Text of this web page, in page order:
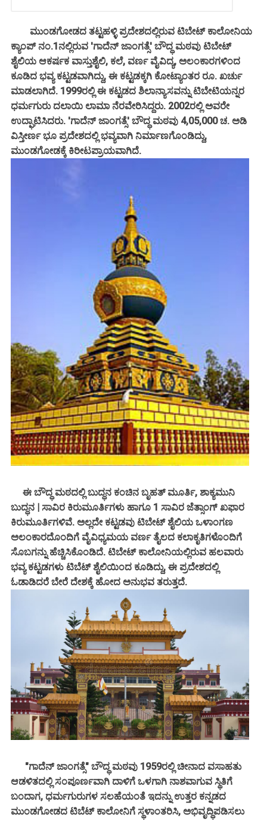
ಮುಂಡಗೋಡದ ತಟ್ಟಹಳ್ಳಿ ಪ್ರದೇಶದಲ್ಲಿರುವ ಟಿಬೇಟ್ ಕಾಲೋನಿಯ
ಕ್ಯಾಂಪ್ ನಂ.1ನಲ್ಲಿರುವ 'ಗಾದೆನ್ ಜಾಂಗತ್ಸೆ' ಬೌದ್ಧ ಮಠವು ಟಿಬೇಟ್
ಶೈಲಿಯ ಆಕರ್ಷಕ ವಾಸ್ತುಶೈಲಿ, ಕಲೆ, ವರ್ಣ ವೈವಿದ್ಯ, ಅಲಂಕಾರಗಳಿಂದ
ಕೂಡಿದ ಭವ್ಯ ಕಟ್ಟಡವಾಗಿದ್ದು, ಈ ಕಟ್ಟಡಕ್ಕಗಿ ಕೋಟ್ಯಾಂತರ ರೂ. ಖರ್ಚು
ಮಾಡಲಾಗಿದೆ. 1999ರಲ್ಲಿ ಈ ಕಟ್ಟಡದ ಶಿಲಾನ್ಯಾಸವನ್ನು ಟಿಬೇಟಿಯನ್ನರ
ಧರ್ಮಗುರು ದಲಾಯಿ ಲಾಮಾ ನೆರವೇರಿಸಿದ್ದರು. 2002ರಲ್ಲಿ ಅವರೇ
ಉದ್ಘಾಟಿಸಿದರು. 'ಗಾದೆನ್ ಜಾಂಗತ್ಸೆ' ಬೌದ್ಧ ಮಠವು 4,05,000 ಚ. ಅಡಿ
ವಿಸ್ತೀರ್ಣ ಭೂ ಪ್ರದೇಶದಲ್ಲಿ ಭವ್ಯವಾಗಿ ನಿರ್ಮಾಣಗೊಂಡಿದ್ದು,
ಮುಂಡಗೋಡಕ್ಕೆ ಕಿರೀಟಪ್ರಾಯವಾಗಿದೆ.
ಈ ಬೌದ್ಧ ಮಠದಲ್ಲಿ ಬುದ್ಧನ ಕಂಚಿನ ಬೃಹತ್ ಮೂರ್ತಿ, ಶಾಕ್ಯಮುನಿ
ಬುದ್ಧನ | ಸಾವಿರ ಕಿರುಮೂರ್ತಿಗಳು ಹಾಗೂ 1 ಸಾವಿರ ಜೆತ್ಸಾಂಗ್ ಖಫಾರ
ಕಿರುಮೂರ್ತಿಗಳಿವೆ. ಅಲ್ಲದೇ ಕಟ್ಟಡವು ಟಿಬೇಟ್ ಶೈಲಿಯ ಒಳಾಂಗಣ
ಅಲಂಕಾರದೊಂದಿಗೆ ವೈವಿಧ್ಯಮಯ ವರ್ಣ ತೈಲದ ಕಲಾಕೃತಿಗಳೊಂದಿಗೆ
ಸೊಬಗನ್ನು ಹೆಚ್ಚಿಸಿಕೊಂಡಿದೆ. ಟಿಬೇಟ್ ಕಾಲೋನಿಯಲ್ಲಿರುವ ಹಲವಾರು
ಭವ್ಯ ಕಟ್ಟಡಗಳು ಟಿಬೆಟ್ ಶೈಲಿಯಿಂದ ಕೂಡಿದ್ದು, ಈ ಪ್ರದೇಶದಲ್ಲಿ
ಓಡಾಡಿದರೆ ಬೇರೆ ದೇಶಕ್ಕೆ ಹೋದ ಅನುಭವ ತರುತ್ತದೆ.
"ಗಾದೆನ್ ಜಾಂಗತ್ಸೆ" ಬೌದ್ಧ ಮಠವು 1959ರಲ್ಲಿ ಚೀನಾದ ವಸಾಹತು
ಆಡಳಿತದಲ್ಲಿ ಸಂಪೂರ್ಣವಾಗಿ ದಾಳಿಗೆ ಒಳಗಾಗಿ ನಾಶವಾಗುವ ಸ್ಥಿತಿಗೆ
ಬಂದಾಗ, ಧರ್ಮಗುರುಗಳ ಸಲಹೆಯಂತೆ ಇದನ್ನು ಉತ್ತರ ಕನ್ನಡದ
ಮುಂಡಗೋಡದ ಟಿಬೆಟ್ ಕಾಲೋನಿಗೆ ಸ್ಥಳಾಂತರಿಸಿ, ಅಭಿವೃದ್ಧಿಪಡಿಸಲು